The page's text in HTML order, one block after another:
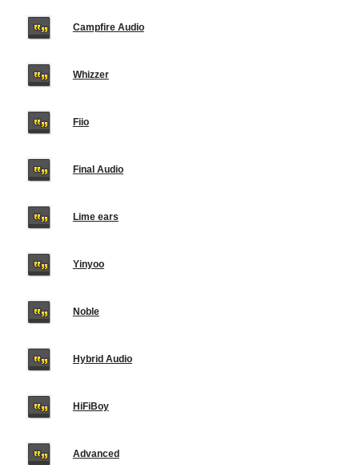
Campfire Audio
Whizzer
Fiio
Final Audio
Lime ears
Yinyoo
Noble
Hybrid Audio
HiFiBoy
Advanced